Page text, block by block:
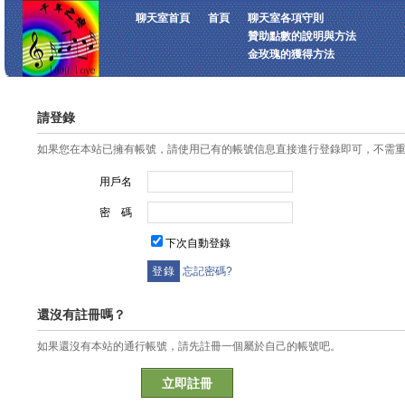
聊天室首頁 首頁
聊天室各項守則
贊助點數的說明與方法
金玫瑰的獲得方法
請登錄
如果您在本站已擁有帳號，請使用已有的帳號信息直接進行登錄即可，不需
用戶名
密 碼
下次自動登錄
忘記密碼?
還沒有註冊嗎？
如果還沒有本站的通行帳號，請先註冊一個屬於自己的帳號吧。
立即註冊